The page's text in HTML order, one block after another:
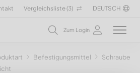
Vergleichsliste (3) DEUTSCH
Zum Login
Befestigungsmittel
Schrauben